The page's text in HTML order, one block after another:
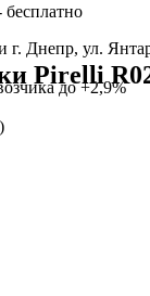
г. Днепр, ул.
до +2,9%
Pirelli